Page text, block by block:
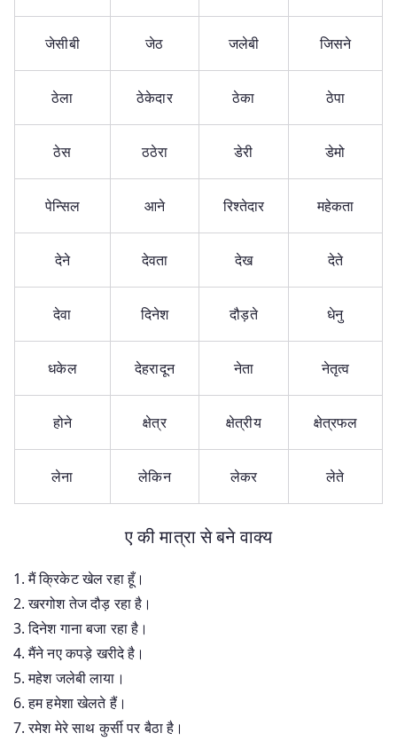
जेसीबी जेठ जलेबी जिसने
ठेला ठेकेदार ठेका ठेपा
ठेस ठठेरा डेरी डेमो
पेन्सिल आने रिश्तेदार महेकता
देने देवता देख देते
देवा दिनेश दौड़ते धेनु
धकेल देहरादून नेता नेतृत्व
होने क्षेत्र क्षेत्रीय क्षेत्रफल
लेना लेकिन लेकर लेते
ए की मात्रा से बने वाक्य
मैं क्रिकेट खेल रहा हूँ।
खरगोश तेज दौड़ रहा है।
दिनेश गाना बजा रहा है।
मैंने नए कपड़े खरीदे है।
महेश जलेबी लाया।
हम हमेशा खेलते हैं।
रमेश मेरे साथ कुर्सी पर बैठा है।